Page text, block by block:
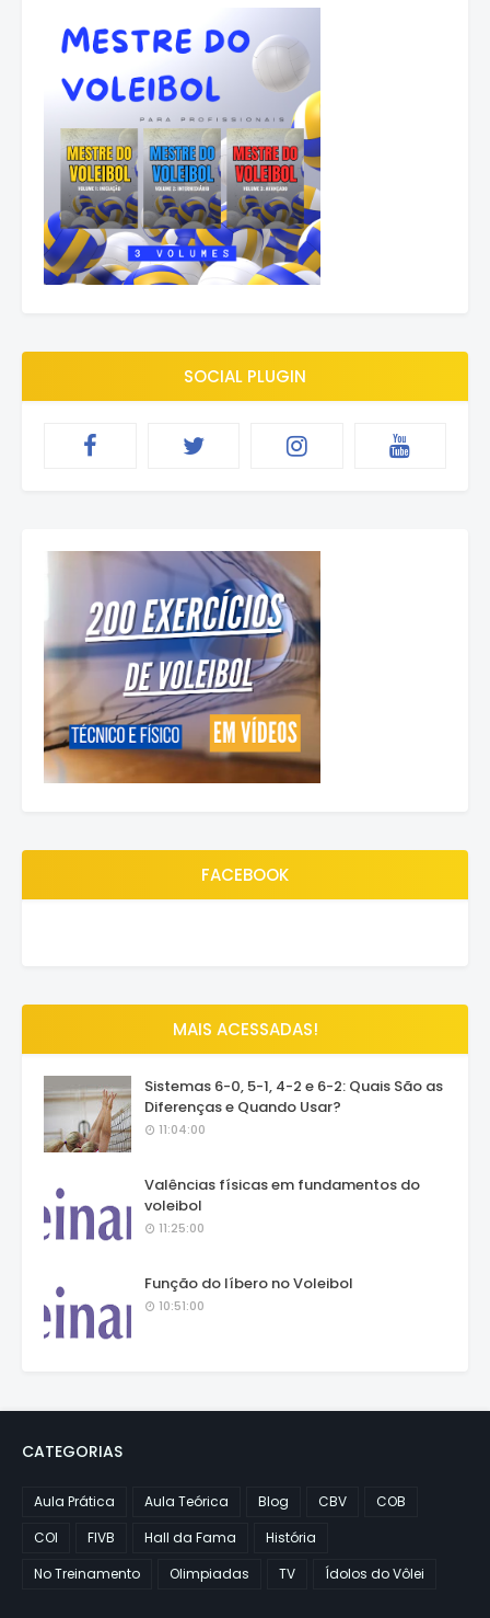
SOCIAL PLUGIN
FACEBOOK
MAIS ACESSADAS!
Sistemas 6-0, 5-1, 4-2 e 6-2: Quais São as
Diferenças e Quando Usar?
11:04:00
Valências físicas em fundamentos do
voleibol
11:25:00
Função do líbero no Voleibol
10:51:00
CATEGORIAS
Aula Prática Aula Teórica Blog CBV
COB
COI
FIVB Hall da Fama
História
No Treinamento
Olimpiadas TV Ídolos do Vôlei